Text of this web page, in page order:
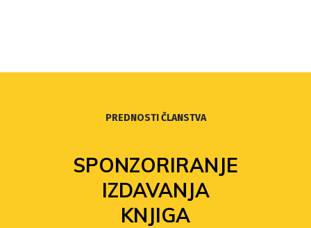
PREDNOSTI ČLANSTVA
SPONZORIRANJE
IZDAVANJA
KNJIGA